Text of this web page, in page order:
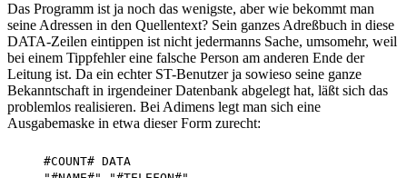
Das Programm ist ja noch das wenigste, aber wie bekommt man
seine Adressen in den Quellentext? Sein ganzes Adreßbuch in diese
DATA-Zeilen eintippen ist nicht jedermanns Sache, umsomehr, weil
bei einem Tippfehler eine falsche Person am anderen Ende der
Leitung ist. Da ein echter ST-Benutzer ja sowieso seine ganze
Bekanntschaft in irgendeiner Datenbank abgelegt hat, läßt sich das
problemlos realisieren. Bei Adimens legt man sich eine
Ausgabemaske in etwa dieser Form zurecht:
    #COUNT# DATA